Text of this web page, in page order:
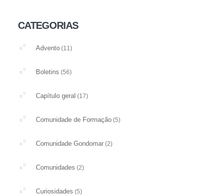
CATEGORIAS
Advento (11)
Boletins (56)
Capítulo geral (17)
Comunidade de Formação (5)
Comunidade Gondomar (2)
Comunidades (2)
Curiosidades (5)